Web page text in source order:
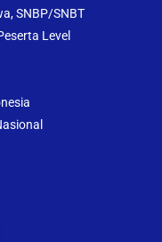
SNBP/SNBT
Level